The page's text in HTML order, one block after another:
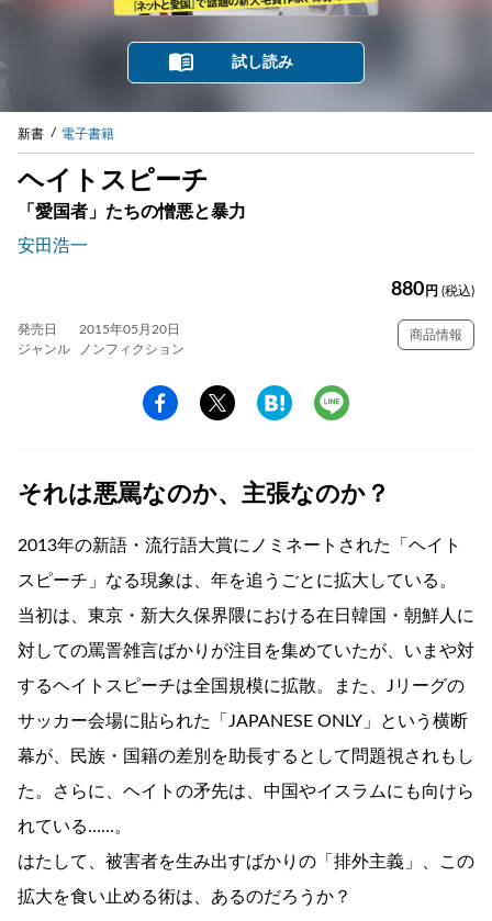
試し読み
新書 電子書籍
ヘイトスピーチ
「愛国者」たちの憎悪と暴力
安田浩一
880 円 (税込)
発売日
2015年05月20日
ジャンル
ノンフィクション
商品情報
それは悪罵なのか、主張なのか？
2013年の新語・流行語大賞にノミネートされた「ヘイト
スピーチ」なる現象は、年を追うごとに拡大している。
当初は、東京・新大久保界隈における在日韓国・朝鮮人に
対しての罵詈雑言ばかりが注目を集めていたが、いまや対
するヘイトスピーチは全国規模に拡散。また、Jリーグの
サッカー会場に貼られた「JAPANESE ONLY」という横断
幕が、民族・国籍の差別を助長するとして問題視されもし
た。さらに、ヘイトの矛先は、中国やイスラムにも向けら
れている……。
はたして、被害者を生み出すばかりの「排外主義」、この
拡大を食い止める術は、あるのだろうか？